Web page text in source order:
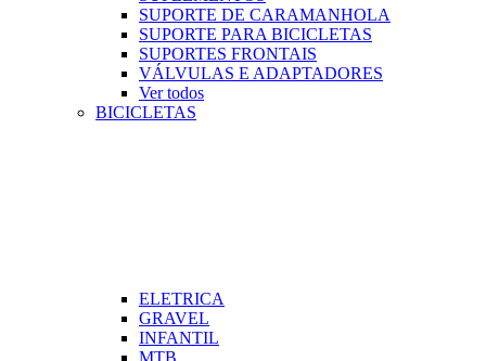
SUPORTE DE CARAMANHOLA
SUPORTE PARA BICICLETAS
SUPORTES FRONTAIS
VÁLVULAS E ADAPTADORES
Ver todos
BICICLETAS
ELETRICA
GRAVEL
INFANTIL
MTB